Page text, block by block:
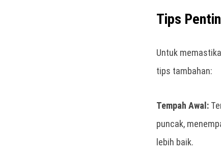
Tips
Untuk
tips tambahan:
Tempah Awal:
puncak,
lebih baik.